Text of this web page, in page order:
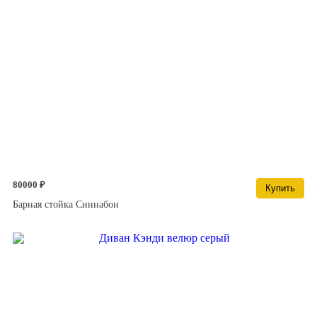
80000 ₽
Купить
Барная стойка Синнабон